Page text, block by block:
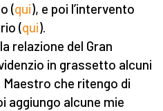
(qui), e poi l’intervento
(qui).
relazione del Gran
in grassetto alcuni
che ritengo di
aggiungo alcune mie